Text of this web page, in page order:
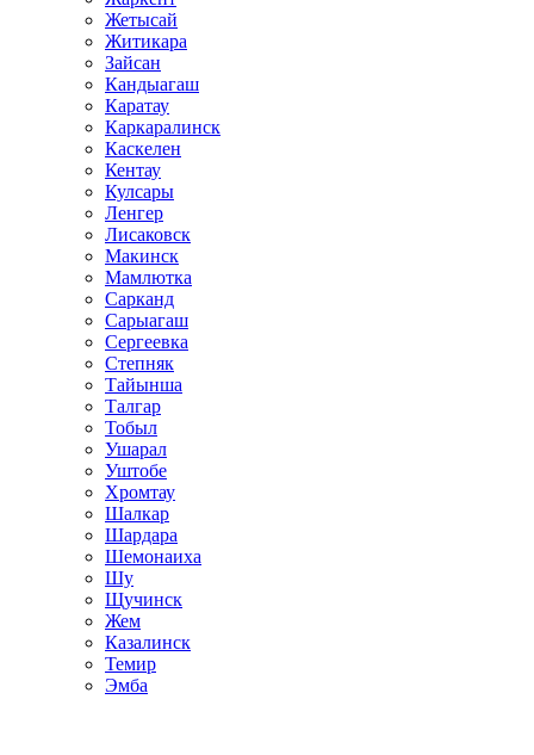
Жетысай
Житикара
Зайсан
Кандыагаш
Каратау
Каркаралинск
Каскелен
Кентау
Кулсары
Ленгер
Лисаковск
Макинск
Мамлютка
Сарканд
Сарыагаш
Сергеевка
Степняк
Тайынша
Талгар
Тобыл
Ушарал
Уштобе
Хромтау
Шалкар
Шардара
Шемонаиха
Шу
Щучинск
Жем
Казалинск
Темир
Эмба